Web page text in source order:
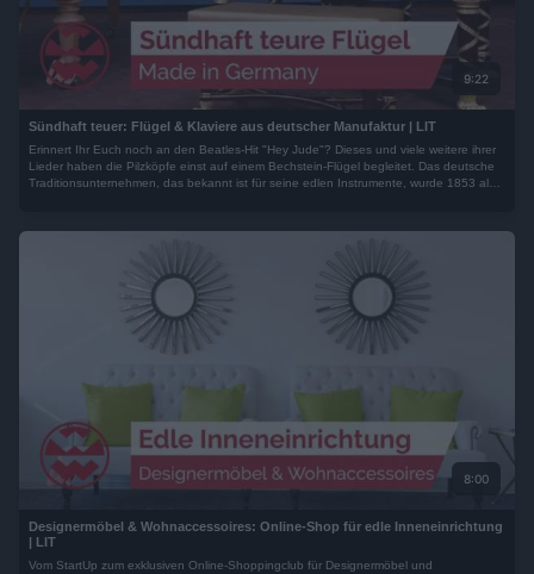
9:22
Sündhaft teuer: Flügel & Klaviere aus deutscher Manufaktur | LIT
Erinnert Ihr Euch noch an den Beatles-Hit "Hey Jude"? Dieses und viele weitere ihrer
Lieder haben die Pilzköpfe einst auf einem Bechstein-Flügel begleitet. Das deutsche
Traditionsunternehmen, das bekannt ist für seine edlen Instrumente, wurde 1853 als
8:00
Designermöbel & Wohnaccessoires: Online-Shop für edle Inneneinrichtung
| LIT
Vom StartUp zum exklusiven Online-Shoppingclub für Designermöbel und